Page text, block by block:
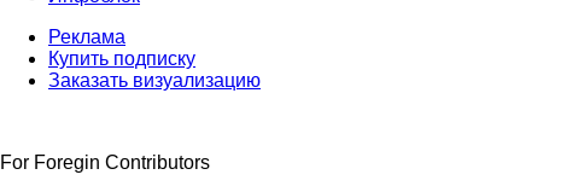
Реклама
Купить подписку
Заказать визуализацию
For Foregin Contributors